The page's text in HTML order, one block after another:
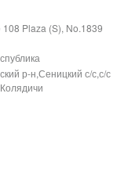
Plaza (S), No.1839
р-н,Сеницкий с/с,с/с